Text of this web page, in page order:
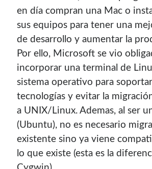
en día compran una Mac o
sus equipos para tener una
de desarrollo y aumentar la
Por ello, Microsoft se vio
incorporar una terminal de
sistema operativo para
tecnologías y evitar la
a UNIX/Linux. Ademas, al ser
(Ubuntu), no es necesario
existente sino ya viene
lo que existe (esta es la